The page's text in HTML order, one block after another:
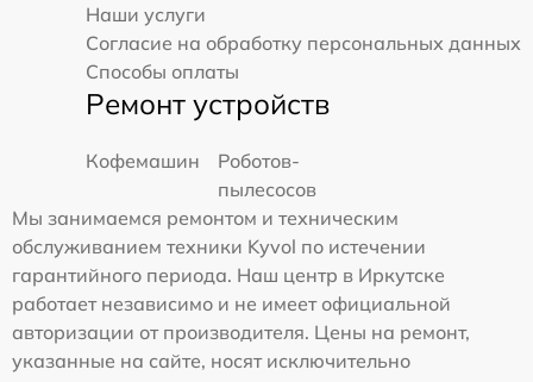
Наши услуги
Согласие на обработку персональных данных
Способы оплаты
Ремонт устройств
Кофемашин
Роботов-
пылесосов
Мы занимаемся ремонтом и техническим
обслуживанием техники Kyvol по истечении
гарантийного периода. Наш центр в Иркутске
работает независимо и не имеет официальной
авторизации от производителя. Цены на ремонт,
указанные на сайте, носят исключительно